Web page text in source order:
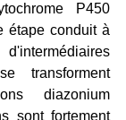
P450
étape conduit à
transforment
diazonium
sont fortement